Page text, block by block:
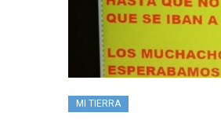
MI TIERRA